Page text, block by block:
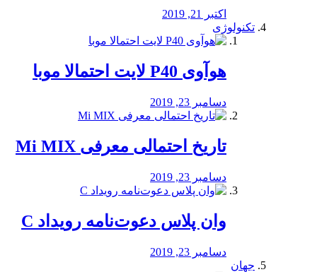
اکتبر 21, 2019
تکنولوژی
هوآوی P40 لایت احتمالا موبا
دسامبر 23, 2019
تاریخ احتمالی معرفی Mi MIX
دسامبر 23, 2019
وان پلاس دعوت‌نامه رویداد C
دسامبر 23, 2019
جهان